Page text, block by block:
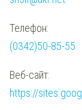
Телефон:
(0342)50-85-55
Веб-сайт:
https://